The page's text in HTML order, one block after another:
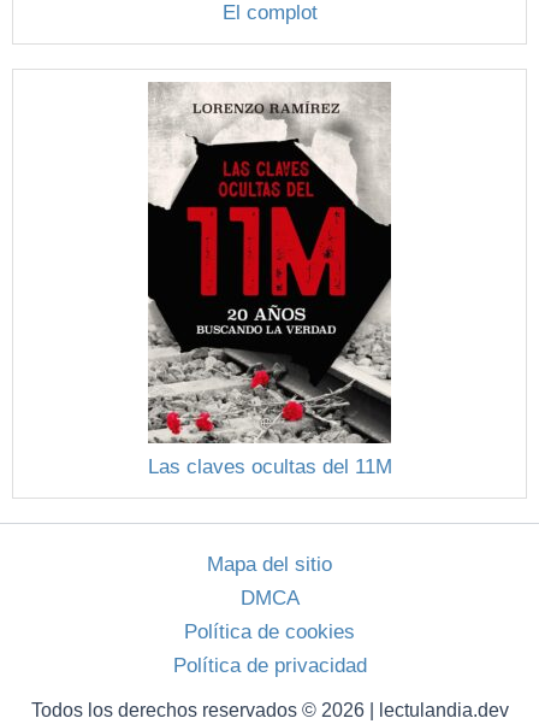
El complot
Las claves ocultas del 11M
Mapa del sitio
DMCA
Política de cookies
Política de privacidad
Todos los derechos reservados © 2026 | lectulandia.dev